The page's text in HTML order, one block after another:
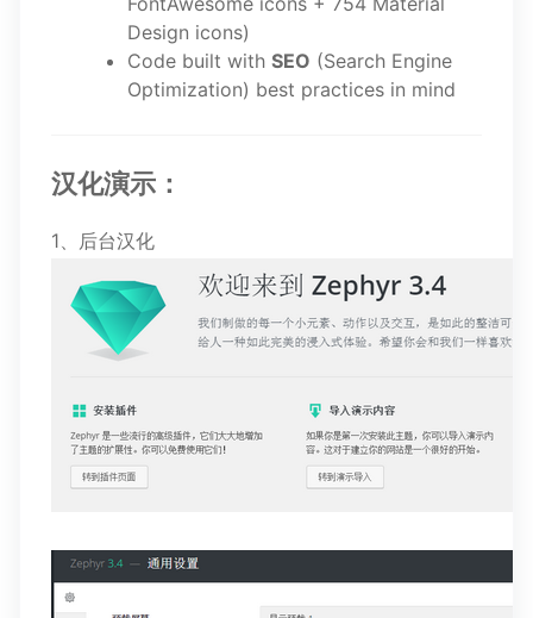
Design icons)
Code built with SEO (Search Engine
Optimization) best practices in mind
汉化演示：
1、后台汉化